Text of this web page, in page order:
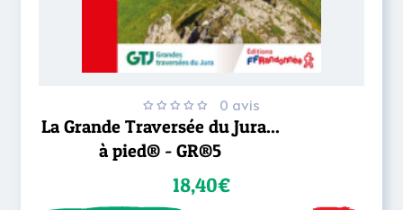
0 avis
La Grande Traversée du Jura...
à pied® - GR®5
18,40€